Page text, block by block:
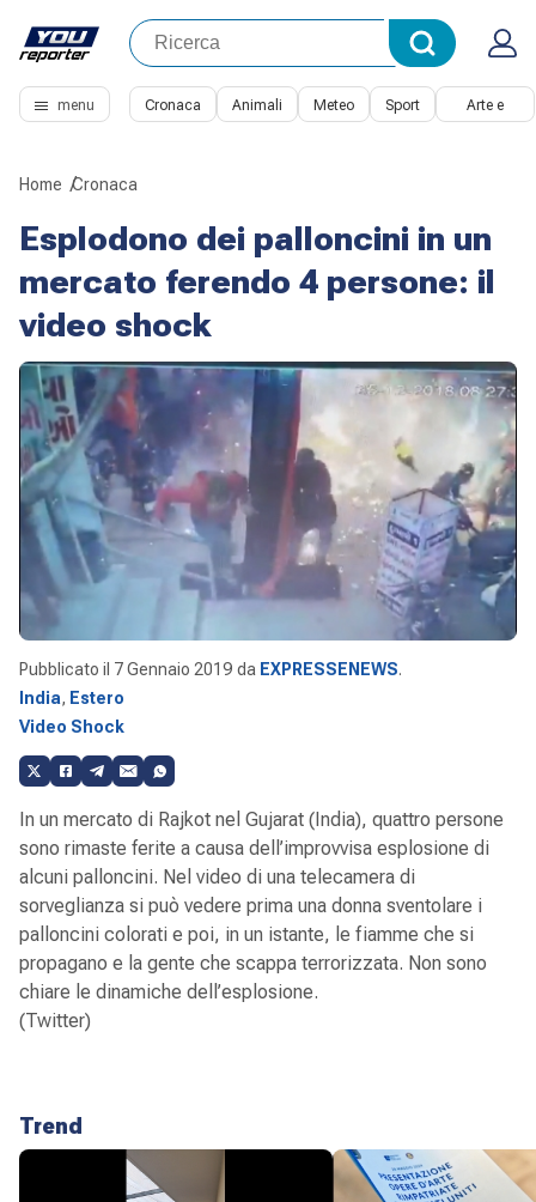
menu Cronaca Animali Meteo Sport Arte e
Home Cronaca
Esplodono dei palloncini in un
mercato ferendo 4 persone: il
video shock
Pubblicato il 7 Gennaio 2019 da EXPRESSENEWS.
India, Estero
Video Shock
In un mercato di Rajkot nel Gujarat (India), quattro persone
sono rimaste ferite a causa dell’improvvisa esplosione di
alcuni palloncini. Nel video di una telecamera di
sorveglianza si può vedere prima una donna sventolare i
palloncini colorati e poi, in un istante, le fiamme che si
propagano e la gente che scappa terrorizzata. Non sono
chiare le dinamiche dell’esplosione.
(Twitter)
Trend